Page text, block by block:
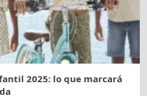
2025: lo que marcará